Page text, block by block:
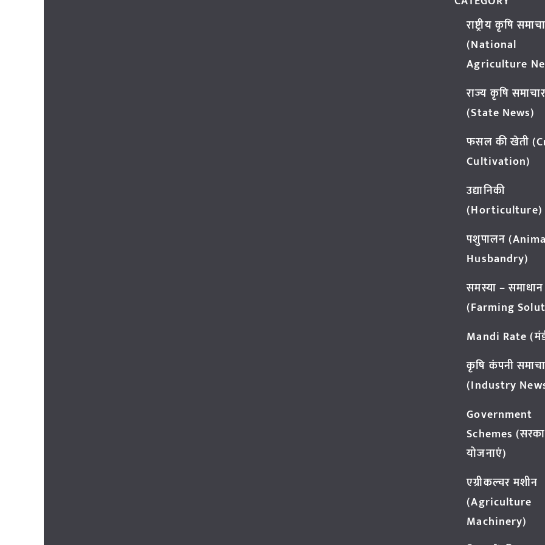
राष्ट्रीय कृषि
(National
Agriculture
राज्य कृषि समाचार
(State News)
फसल की खेती
Cultivation)
उद्यानिकी
(Horticulture)
पशुपालन
Husbandry)
समस्या – समाधान
(Farming
Mandi Rate
कृषि कंपनी
(Industry
Government
Schemes
योजनाएं)
एग्रीकल्चर मशीन
(Agriculture
Machinery)